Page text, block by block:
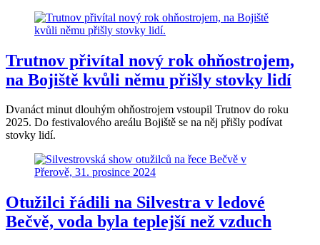
Trutnov přivítal nový rok ohňostrojem,
na Bojiště kvůli němu přišly stovky lidí
Dvanáct minut dlouhým ohňostrojem vstoupil Trutnov do roku
2025. Do festivalového areálu Bojiště se na něj přišly podívat
stovky lidí.
Otužilci řádili na Silvestra v ledové
Bečvě, voda byla teplejší než vzduch